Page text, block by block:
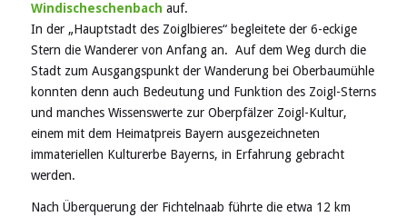
Windischeschenbach auf.
In der „Hauptstadt des Zoiglbieres“ begleitete der 6-eckige
Stern die Wanderer von Anfang an. Auf dem Weg durch die
Stadt zum Ausgangspunkt der Wanderung bei Oberbaumühle
konnten denn auch Bedeutung und Funktion des Zoigl-Sterns
und manches Wissenswerte zur Oberpfälzer Zoigl-Kultur,
einem mit dem Heimatpreis Bayern ausgezeichneten
immateriellen Kulturerbe Bayerns, in Erfahrung gebracht
werden.
Nach Überquerung der Fichtelnaab führte die etwa 12 km